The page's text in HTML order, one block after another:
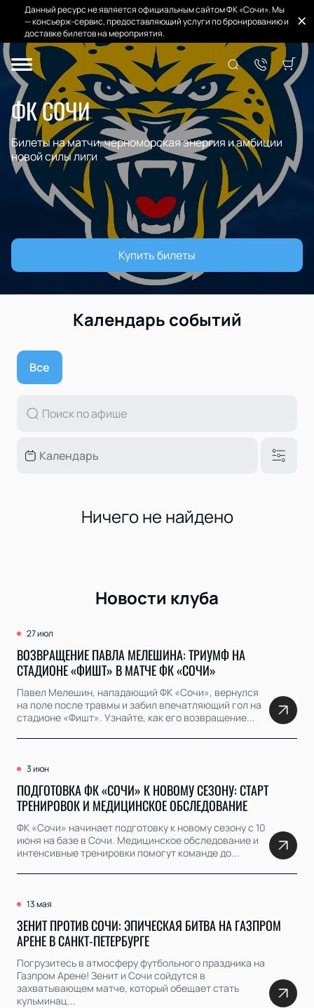
Данный ресурс не является официальным сайтом ФК «Сочи». Мы
— консьерж-сервис, предоставляющий услуги по бронированию и
доставке билетов на мероприятия.
ФК СОЧИ
Билеты на матчи, черноморская энергия и амбиции
новой силы лиги
Купить билеты
Календарь событий
Все
Ничего не найдено
Новости клуба
27 июл
ВОЗВРАЩЕНИЕ ПАВЛА МЕЛЕШИНА: ТРИУМФ НА
СТАДИОНЕ «ФИШТ» В МАТЧЕ ФК «СОЧИ»
Павел Мелешин, нападающий ФК «Сочи», вернулся
на поле после травмы и забил впечатляющий гол на
стадионе «Фишт». Узнайте, как его возвращение...
3 июн
ПОДГОТОВКА ФК «СОЧИ» К НОВОМУ СЕЗОНУ: СТАРТ
ТРЕНИРОВОК И МЕДИЦИНСКОЕ ОБСЛЕДОВАНИЕ
ФК «Сочи» начинает подготовку к новому сезону с 10
июня на базе в Сочи. Медицинское обследование и
интенсивные тренировки помогут команде до...
13 мая
ЗЕНИТ ПРОТИВ СОЧИ: ЭПИЧЕСКАЯ БИТВА НА ГАЗПРОМ
АРЕНЕ В САНКТ-ПЕТЕРБУРГЕ
Погрузитесь в атмосферу футбольного праздника на
Газпром Арене! Зенит и Сочи сойдутся в
захватывающем матче, который обещает стать
кульминац...